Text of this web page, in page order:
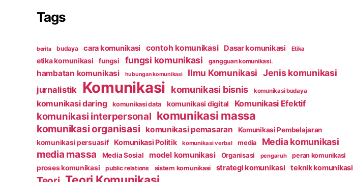
Tags
berita budaya cara komunikasi contoh komunikasi Dasar komunikasi Etika
etika komunikasi fungsi fungsi komunikasi gangguan komunikasi.
hambatan komunikasi hubungan komunikasi Ilmu Komunikasi Jenis komunikasi
jurnalistik Komunikasi komunikasi bisnis komunikasi budaya
komunikasi daring komunikasi data komunikasi digital Komunikasi Efektif
komunikasi interpersonal komunikasi massa
komunikasi organisasi komunikasi pemasaran
Komunikasi Pembelajaran
komunikasi persuasif
Komunikasi Politik komunikasi verbal media Media komunikasi
media massa Media Sosial model komunikasi Organisasi pengaruh peran komunikasi
proses komunikasi public relations sistem komunikasi strategi komunikasi teknik komunikasi